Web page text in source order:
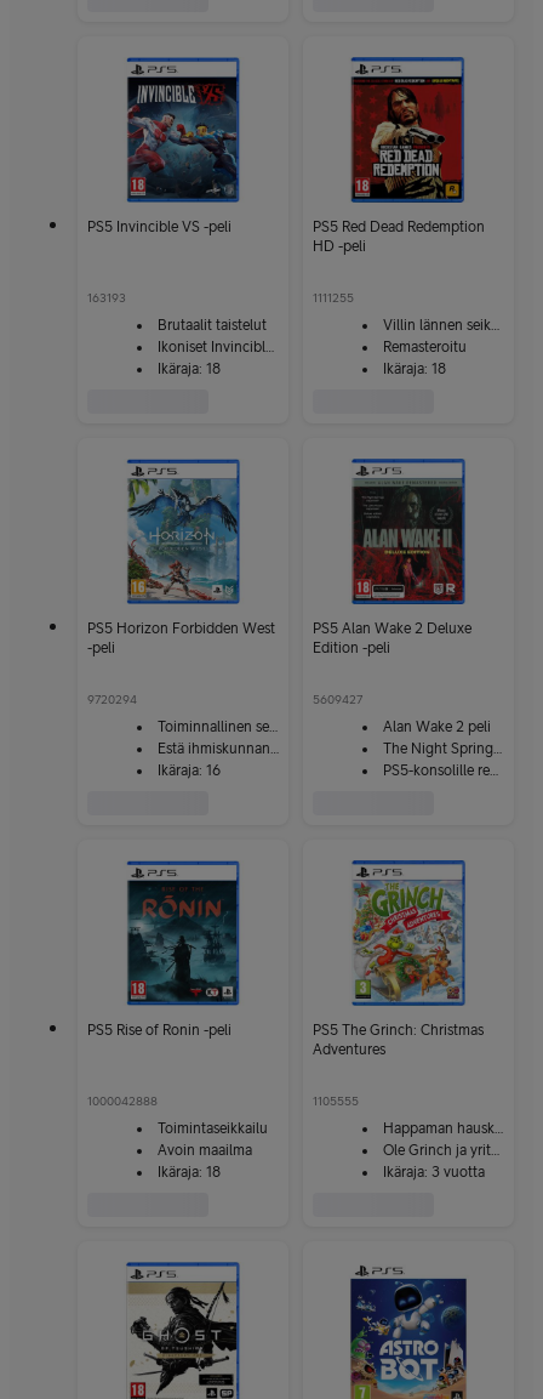
PS5 Invincible VS -peli
163193
Brutaalit taistelut
Ikoniset Invincible‑hahmot
Ikäraja: 18
PS5 Red Dead Redemption
HD -peli
1111255
Villin lännen seikkailu
Remasteroitu
Ikäraja: 18
PS5 Horizon Forbidden West
-peli
9720294
Toiminnallinen seikkailupeli
Estä ihmiskunnan tuho
Ikäraja: 16
PS5 Alan Wake 2 Deluxe
Edition -peli
5609427
Alan Wake 2 peli
The Night Springs ja Lake House lisäosat
PS5-konsolille remasteroitu
PS5 Rise of Ronin -peli
1000042888
Toimintaseikkailu
Avoin maailma
Ikäraja: 18
PS5 The Grinch: Christmas
Adventures
1105555
Happaman hauska seikkailupeli
Ole Grinch ja yritä pysäyttää joulu!
Ikäraja: 3 vuotta